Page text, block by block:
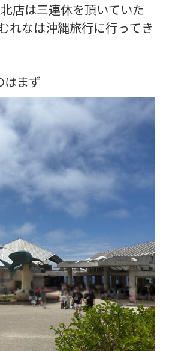
店は三連休を頂いていた
れなは沖縄旅行に行ってき
はまず